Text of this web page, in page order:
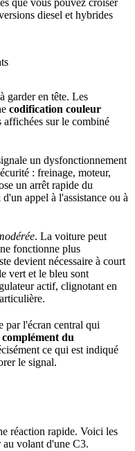
que vous pouvez croiser
diesel et hybrides
garder en tête. Les
codification couleur
affichées sur le combiné
un dysfonctionnement
: freinage, moteur,
un arrêt rapide du
appel à l'assistance ou à
. La voiture peut
fonctionne plus
devient nécessaire à court
vert et le bleu sont
actif, clignotant en
par l'écran central qui
complément du
ce qui est indiqué
le signal.
réaction rapide. Voici les
volant d'une C3.